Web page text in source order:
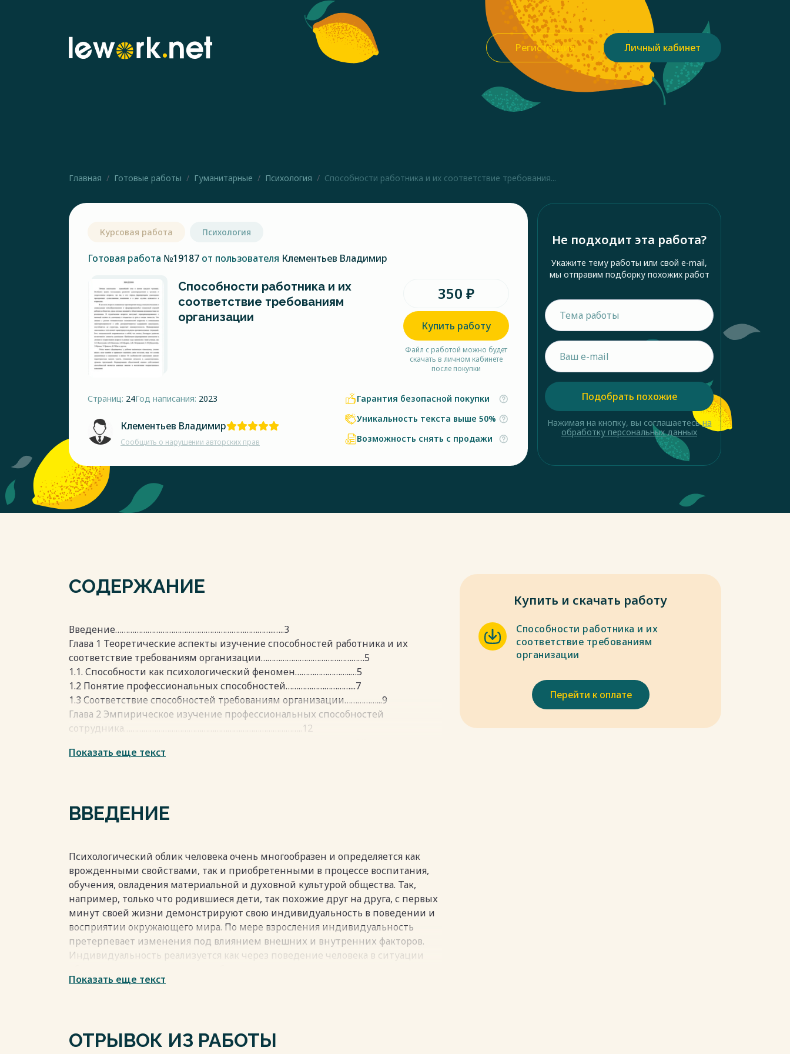
Регистрация Личный кабинет
Главная Готовые работы Гуманитарные Психология Способности работника и их соответствие требования...
Курсовая работа Психология
Готовая работа №19187 от пользователя Клементьев Владимир
Способности работника и их
соответствие требованиям
организации
350 ₽
Купить работу
Файл с работой можно будет
скачать в личном кабинете
после покупки
Страниц: 24Год написания: 2023
Клементьев Владимир
Сообщить о нарушении авторских прав
Гарантия безопасной покупки
Уникальность текста выше 50%
Возможность снять с продажи
Не подходит эта работа?
Укажите тему работы или свой e-mail,
мы отправим подборку похожих работ
Подобрать похожие
Нажимая на кнопку, вы соглашаетесьна
обработку персональных данных
СОДЕРЖАНИЕ
Введение………………………………………………………………..…..3
Глава 1 Теоретические аспекты изучение способностей работника и их
соответствие требованиям организации…………………………………………5
1.1. Способности как психологический феномен……………………..…5
1.2 Понятие профессиональных способностей…………………………...7
1.3 Соответствие способностей требованиям организации……………...9
Глава 2 Эмпирическое изучение профессиональных способностей
сотрудника………………………………………………………………………..12
2.2. Результаты эмпирического исследования…………………………..16
Весь текст будет доступенпосле покупки
Показать еще текст
ВВЕДЕНИЕ
Психологический облик человека очень многообразен и определяется как
врожденными свойствами, так и приобретенными в процессе воспитания,
обучения, овладения материальной и духовной культурой общества. Так,
например, только что родившиеся дети, так похожие друг на друга, с первых
минут своей жизни демонстрируют свою индивидуальность в поведении и
восприятии окружающего мира. По мере взросления индивидуальность
претерпевает изменения под влиянием внешних и внутренних факторов.
Индивидуальность реализуется как через поведение человека в ситуации
Через индивидуальность раскрываются своеобразие личности, ее
свойствам формируется определенный стиль поведения и деятельности.
Показать еще текст
ОТРЫВОК ИЗ РАБОТЫ
Купить и скачать работу
Способности работника и их
соответствие требованиям
организации
Перейти к оплате